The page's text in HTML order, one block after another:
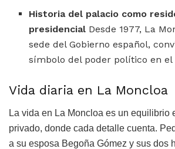
Historia del palacio como
presidencial Desde 1977, La
sede del Gobierno español,
símbolo del poder político en el
Vida diaria en La Moncloa
La vida en La Moncloa es un equilibrio
privado, donde cada detalle cuenta.
a su esposa Begoña Gómez y sus dos